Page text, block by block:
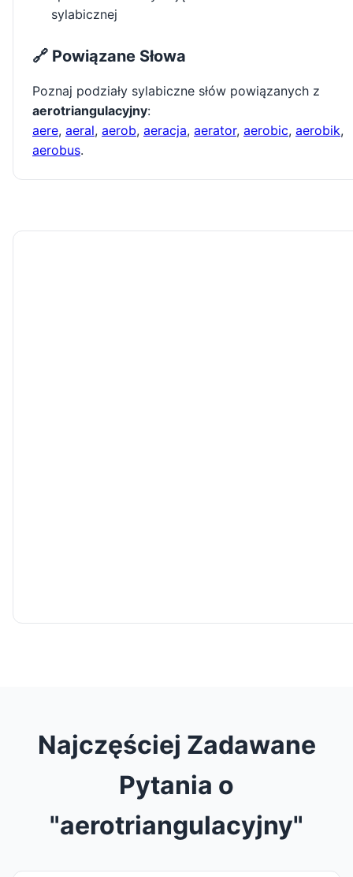
sylabicznej
🔗 Powiązane Słowa
Poznaj podziały sylabiczne słów powiązanych z
aerotriangulacyjny:
aere, aeral, aerob, aeracja, aerator, aerobic, aerobik,
aerobus.
Najczęściej Zadawane
Pytania o
"aerotriangulacyjny"